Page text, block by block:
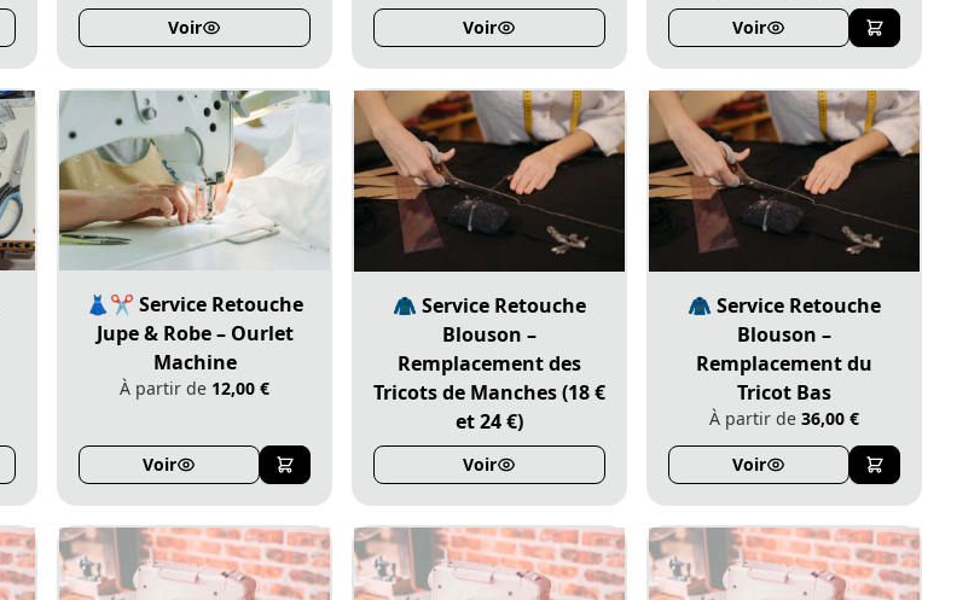
Voir Voir
Voir
👗✂️ Service Retouche
Jupe & Robe – Ourlet
Machine
À partir de 12,00 €
Voir
🧥 Service Retouche
Blouson –
Remplacement des
Tricots de Manches (18 €
et 24 €)
Voir
🧥 Service Retouche
Blouson –
Remplacement du
Tricot Bas
À partir de 36,00 €
Voir
Annuler
Continuer mes achats Voir le panier